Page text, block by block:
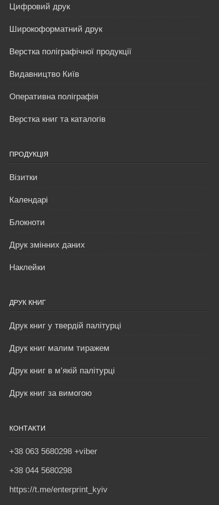
Цифровий друк
Широкоформатний друк
Верстка поліграфічної продукції
Видавництво Київ
Оперативна поліграфія
Верстка книг та каталогів
ПРОДУКЦІЯ
Візитки
Календарі
Блокноти
Друк змінних даних
Наклейки
ДРУК КНИГ
Друк книг у твердій палітурці
Друк книг малим тиражем
Друк книг в м’якій палітурці
Друк книг за вимогою
КОНТАКТИ
+38 063 5680298 +viber
+38 044 5680298
https://t.me/enterprint_kyiv